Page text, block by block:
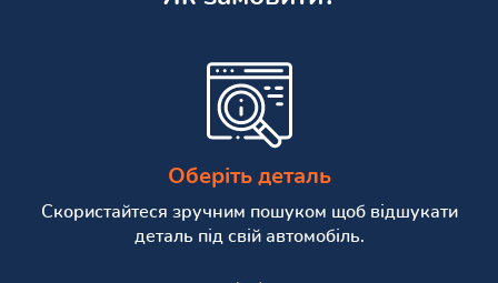
Оберіть деталь
Скористайтеся зручним пошуком щоб відшукати
деталь під свій автомобіль.